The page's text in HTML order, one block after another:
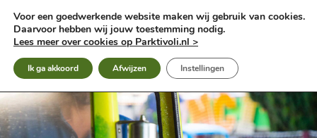
naar
inhoud
Voor een goedwerkende website maken wij gebruik van cookies.
Daarvoor hebben wij jouw toestemming nodig.
Lees meer over cookies op Parktivoli.nl >
Ik ga akkoord Afwijzen Instellingen